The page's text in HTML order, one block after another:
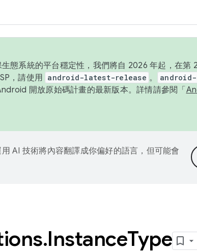
態系統的平台穩定性，我們將自 2026 年起，在第
，請使用 android-latest-release 。
開放原始碼計畫的最新版本。詳情請參閱「
AI 技術將內容翻譯成你偏好的語言，但可能會
.InstanceType